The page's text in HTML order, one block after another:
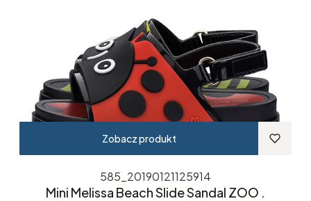
Zobacz produkt
585_20190121125914
Mini Melissa Beach Slide Sandal ZOO .